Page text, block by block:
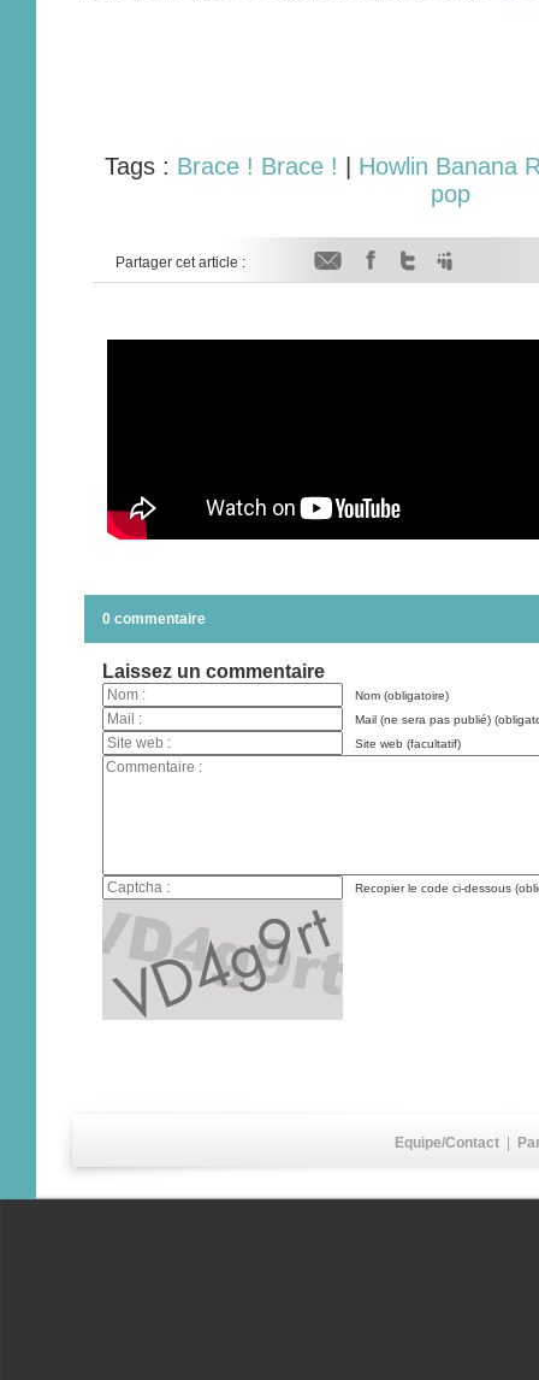
Tags : Brace ! Brace !
Howlin Banana
pop
Partager cet article :
0 commentaire
Laissez un commentaire
Nom (obligatoire)
Mail (ne sera pas publié)
Site web (facultatif)
Recopier le code ci-dessous
Equipe/Contact